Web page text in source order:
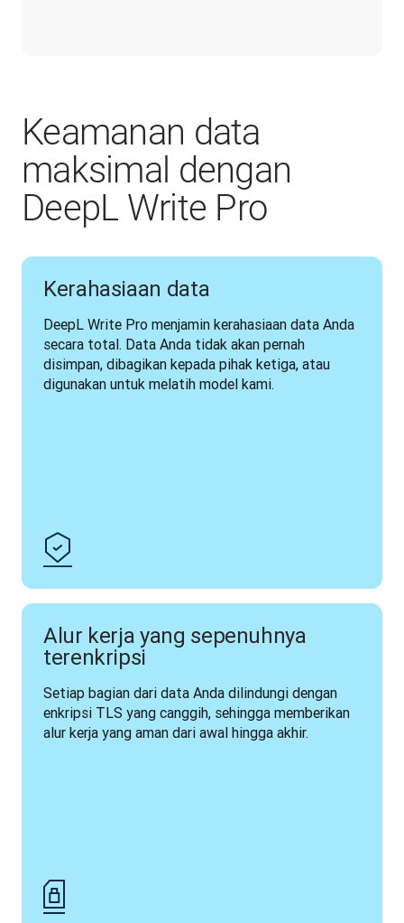
Keamanan data
maksimal dengan
DeepL Write Pro
Kerahasiaan data
DeepL Write Pro menjamin kerahasiaan data Anda
secara total. Data Anda tidak akan pernah
disimpan, dibagikan kepada pihak ketiga, atau
digunakan untuk melatih model kami.
Alur kerja yang sepenuhnya
terenkripsi
Setiap bagian dari data Anda dilindungi dengan
enkripsi TLS yang canggih, sehingga memberikan
alur kerja yang aman dari awal hingga akhir.